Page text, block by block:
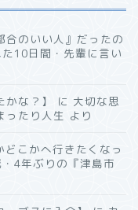
合のいい人』だったの
10日間・先輩に言い
な？】 に 大切な思
ったり人生 より
どこかへ行きたくなっ
4年ぶりの『津島市